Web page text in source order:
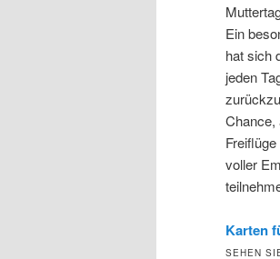
Ein
hat sich
jeden
Chance,
voller
Karten
SEHEN